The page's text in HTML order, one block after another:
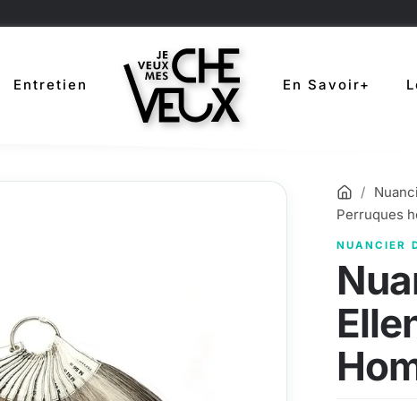
Entretien En Savoir+
Accueil
Perruques
NUANCIER